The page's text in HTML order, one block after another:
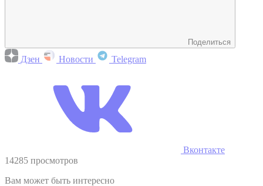
Поделиться
Дзен Новости Telegram
Вконтакте
14285 просмотров
Вам может быть интересно